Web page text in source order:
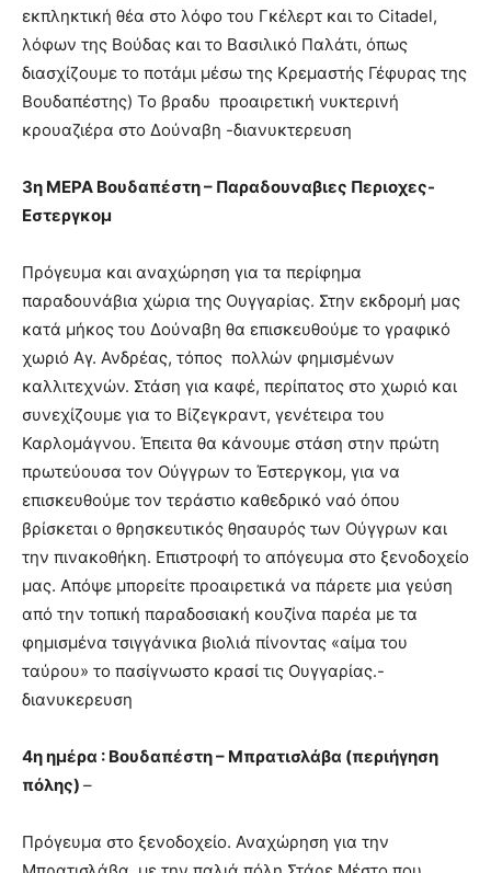
εκπληκτική θέα στο λόφο του Γκέλερτ και το Citadel,
λόφων της Βούδας και το Βασιλικό Παλάτι, όπως
διασχίζουμε το ποτάμι μέσω της Κρεμαστής Γέφυρας της
Βουδαπέστης) Το βραδυ προαιρετική νυκτερινή
κρουαζιέρα στο Δούναβη -διανυκτερευση
3η ΜΕΡΑ Βουδαπέστη – Παραδουναβιες Περιοχες-
Εστεργκομ
Πρόγευμα και αναχώρηση για τα περίφημα
παραδουνάβια χώρια της Ουγγαρίας. Στην εκδρομή μας
κατά μήκος του Δούναβη θα επισκευθούμε το γραφικό
χωριό Αγ. Ανδρέας, τόπος πολλών φημισμένων
καλλιτεχνών. Στάση για καφέ, περίπατος στο χωριό και
συνεχίζουμε για το Βίζεγκραντ, γενέτειρα του
Καρλομάγνου. Έπειτα θα κάνουμε στάση στην πρώτη
πρωτεύουσα τον Ούγγρων το Έστεργκομ, για να
επισκευθούμε τον τεράστιο καθεδρικό ναό όπου
βρίσκεται ο θρησκευτικός θησαυρός των Ούγγρων και
την πινακοθήκη. Επιστροφή το απόγευμα στο ξενοδοχείο
μας. Απόψε μπορείτε προαιρετικά να πάρετε μια γεύση
από την τοπική παραδοσιακή κουζίνα παρέα με τα
φημισμένα τσιγγάνικα βιολιά πίνοντας «αίμα του
ταύρου» το πασίγνωστο κρασί τις Ουγγαρίας.-
διανυκερευση
4η ημέρα : Βουδαπέστη – Μπρατισλάβα (περιήγηση
πόλης) –
Πρόγευμα στο ξενοδοχείο. Αναχώρηση για την